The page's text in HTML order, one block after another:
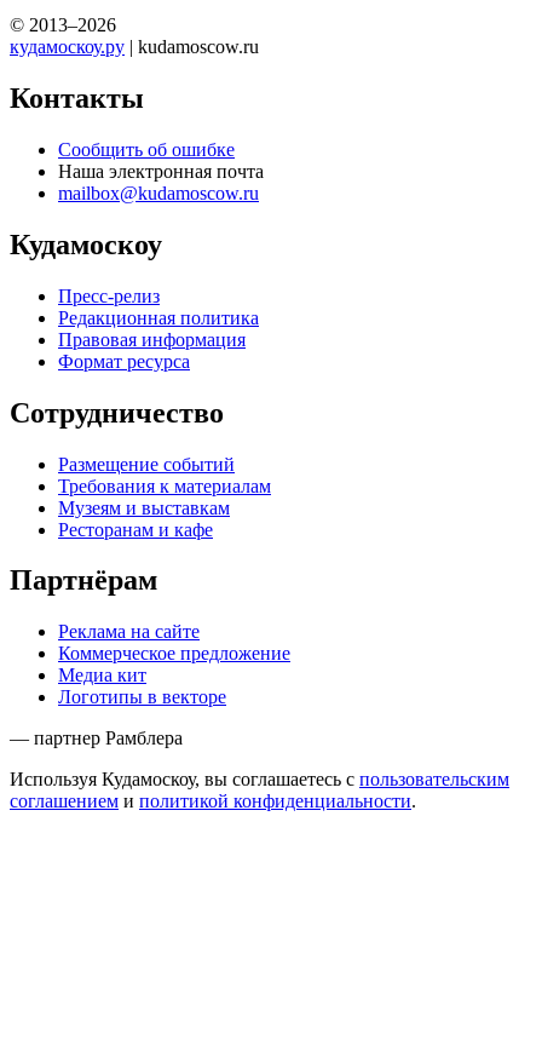
© 2013–2026
кудамоскоу.ру | kudamoscow.ru
Контакты
Сообщить об ошибке
Наша электронная почта
mailbox@kudamoscow.ru
Кудамоскоу
Пресс-релиз
Редакционная политика
Правовая информация
Формат ресурса
Сотрудничество
Размещение событий
Требования к материалам
Музеям и выставкам
Ресторанам и кафе
Партнёрам
Реклама на сайте
Коммерческое предложение
Медиа кит
Логотипы в векторе
— партнер Рамблера
Используя Кудамоскоу, вы соглашаетесь с пользовательским
соглашением и политикой конфиденциальности.